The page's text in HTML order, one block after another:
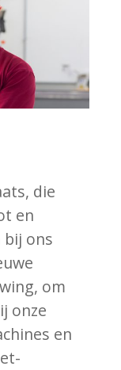
die
en
bij ons
om
onze
en